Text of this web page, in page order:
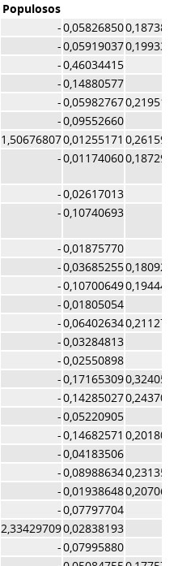
Populosos
-0,05826850
-0,05919037
-0,46034415
-0,14880577
-0,05982767
-0,09552660
1,506768070,01255171
-0,01174060
-0,02617013
-0,10740693
-0,01875770
-0,03685255
-0,10700649
-0,01805054
-0,06402634
-0,03284813
-0,02550898
-0,17165309
-0,14285027
-0,05220905
-0,14682571
-0,04183506
-0,08988634
-0,01938648
-0,07797704
2,334297090,02838193
-0,07995880